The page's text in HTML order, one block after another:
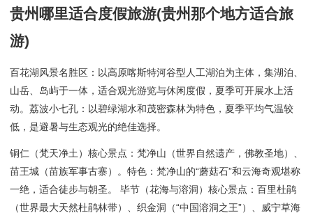
贵州哪里适合度假旅游(贵州那个地方适合旅
游)
百花湖风景名胜区：以高原喀斯特河谷型人工湖泊为主体，集湖泊、
山岳、岛屿于一体，适合观光游览与休闲度假，夏季可开展水上活
动。荔波小七孔：以碧绿湖水和茂密森林为特色，夏季平均气温较
低，是避暑与生态观光的绝佳选择。
铜仁（梵天净土）核心景点：梵净山（世界自然遗产，佛教圣地）、
苗王城（苗族军事古寨）。特色：梵净山的“蘑菇石”和云海奇观堪称
一绝，适合徒步与朝圣。 毕节（花海与溶洞）核心景点：百里杜鹃
（世界最大天然杜鹃林带）、织金洞（“中国溶洞之王”）、威宁草海